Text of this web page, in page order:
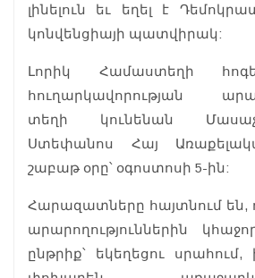
լինելուն եւ եղել է
կոնվենցիայի պատվիրակ:
Լորիկ Համաստեղի
հուղարկավորության
տեղի կունենան
Ստեփանոս Հայ
շաբաթ օրը՝ օգոստոսի 5-ին:
Հարազատները հայտնում են,
արարողություններին
ընթրիք՝ եկեղեցու